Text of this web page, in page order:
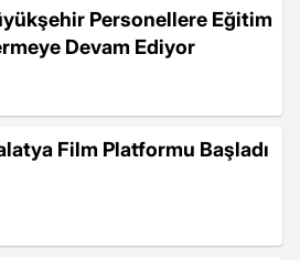
Personellere Eğitim
Devam Ediyor
Film Platformu Başladı